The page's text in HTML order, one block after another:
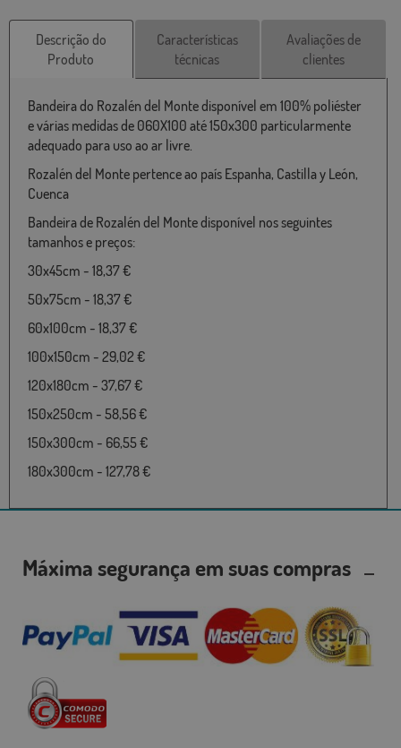
Descrição do
Produto
Características
técnicas
Avaliações de
clientes
Bandeira do Rozalén del Monte disponível em 100% poliéster
e várias medidas de 060X100 até 150x300 particularmente
adequado para uso ao ar livre.
Rozalén del Monte pertence ao país Espanha, Castilla y León,
Cuenca
Bandeira de Rozalén del Monte disponível nos seguintes
tamanhos e preços:
30x45cm - 18,37 €
50x75cm - 18,37 €
60x100cm - 18,37 €
100x150cm - 29,02 €
120x180cm - 37,67 €
150x250cm - 58,56 €
150x300cm - 66,55 €
180x300cm - 127,78 €
Máxima segurança em suas compras